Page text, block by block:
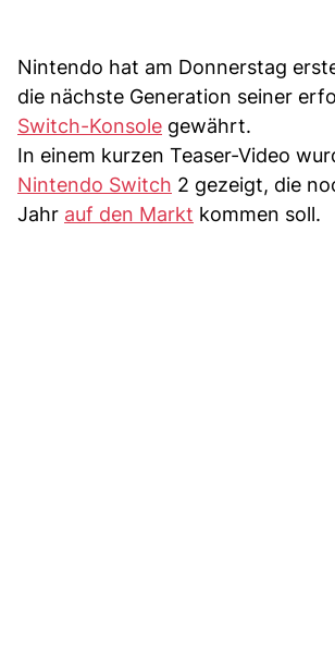
Nintendo hat am Donnerstag
die nächste Generation seiner
Switch-Konsole gewährt.
In einem kurzen Teaser-Video
Nintendo Switch 2 gezeigt, die
Jahr auf den Markt kommen soll.